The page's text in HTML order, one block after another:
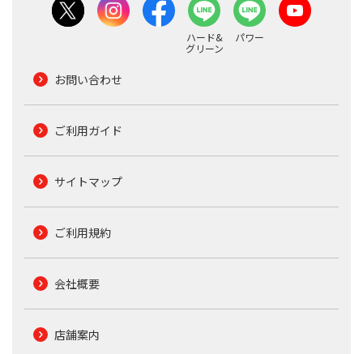
ハード&
グリーン
パワー
お問い合わせ
ご利用ガイド
サイトマップ
ご利用規約
会社概要
店舗案内